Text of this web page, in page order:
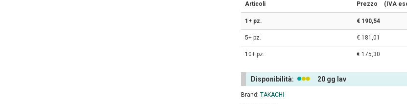
Articoli Prezzo (IVA
1+ pz. € 190,54
5+ pz. € 181,01
10+ pz. € 175,30
Disponibilità: 20 gg lav
Brand: TAKACHI